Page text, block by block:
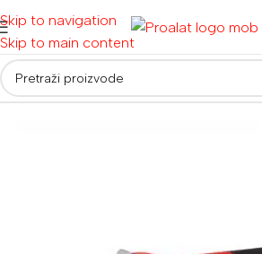
Skip to navigation
Skip to main content
Početna/ Električni alati